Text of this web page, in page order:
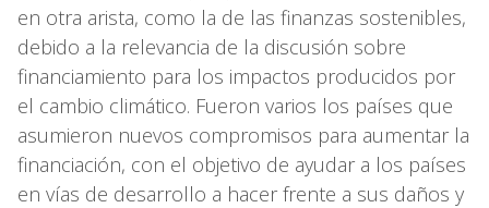
en otra arista, como la de las finanzas sostenibles,
debido a la relevancia de la discusión sobre
financiamiento para los impactos producidos por
el cambio climático. Fueron varios los países que
asumieron nuevos compromisos para aumentar la
financiación, con el objetivo de ayudar a los países
en vías de desarrollo a hacer frente a sus daños y